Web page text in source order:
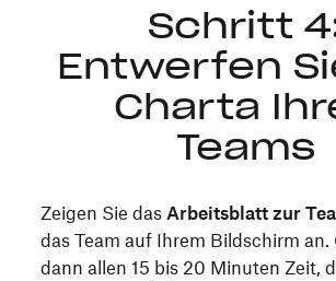
Schritt
Entwerfen
Charta
Teams
Zeigen Sie dasArbeitsblatt zur
das Team auf Ihrem Bildschirm an.
dann allen 15 bis 20 Minuten Zeit,